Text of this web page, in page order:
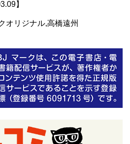
】
オリジナル,高橋遠州